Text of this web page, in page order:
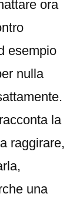
ora
esempio
nulla
la
raggirare,
una